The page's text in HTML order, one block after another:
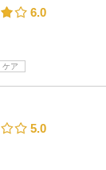
6.0
ケア
5.0